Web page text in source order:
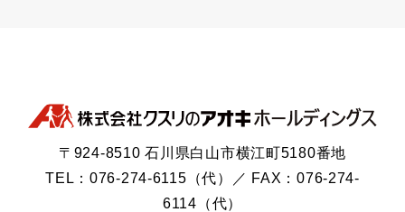
〒924-8510 石川県白山市横江町5180番地
TEL：076-274-6115（代）／ FAX：076-274-
6114（代）